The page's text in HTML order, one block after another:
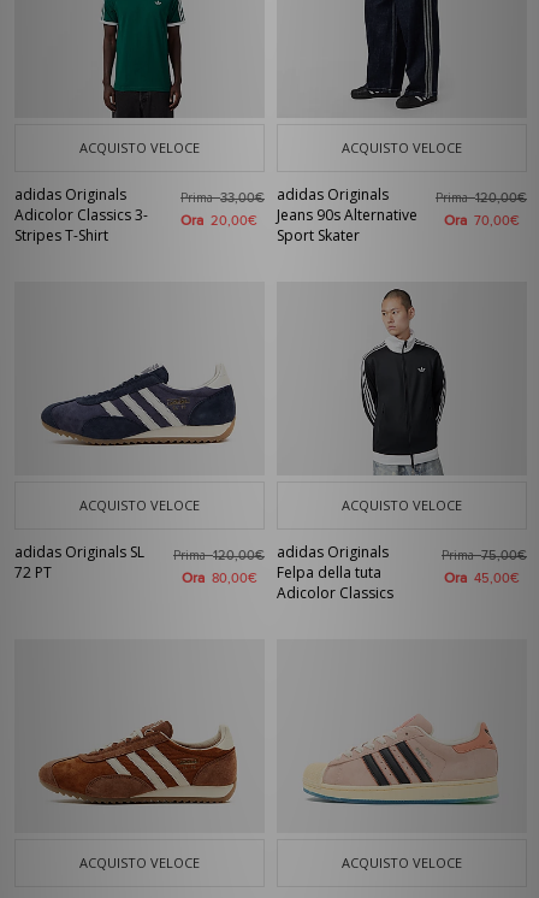
ACQUISTO VELOCE
adidas Originals
Adicolor Classics 3-
Stripes T-Shirt
Prima33,00€
Ora 20,00€
ACQUISTO VELOCE
adidas Originals
Jeans 90s Alternative
Sport Skater
Prima120,00€
Ora 70,00€
ACQUISTO VELOCE
adidas Originals SL
72 PT
Prima120,00€
Ora 80,00€
ACQUISTO VELOCE
adidas Originals
Felpa della tuta
Adicolor Classics
Prima75,00€
Ora 45,00€
ACQUISTO VELOCE ACQUISTO VELOCE